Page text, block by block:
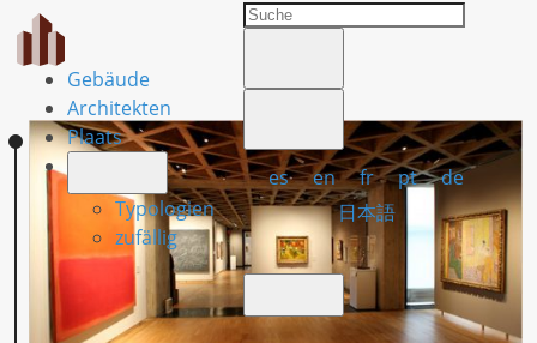
Gebäude
Architekten
Plaats
Typologien
zufällig
es en fr pt
de
日本語